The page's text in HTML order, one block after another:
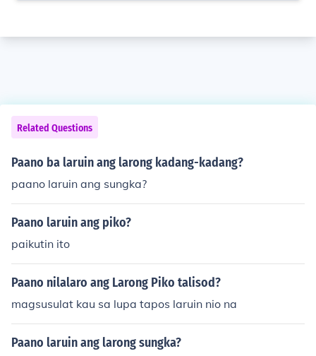
Related Questions
Paano ba laruin ang larong kadang-kadang?
paano laruin ang sungka?
Paano laruin ang piko?
paikutin ito
Paano nilalaro ang Larong Piko talisod?
magsusulat kau sa lupa tapos laruin nio na
Paano laruin ang larong sungka?